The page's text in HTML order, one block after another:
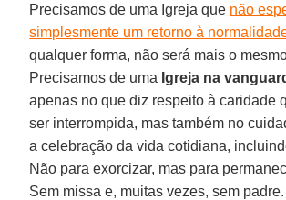
Precisamos de uma Igreja que não
simplesmente um retorno à
qualquer forma, não será mais o
Precisamos de uma Igreja na
apenas no que diz respeito à caridade
ser interrompida, mas também no
a celebração da vida cotidiana,
Não para exorcizar, mas para
Sem missa e, muitas vezes, sem padre.